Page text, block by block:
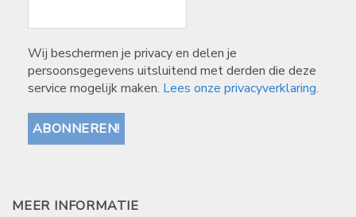
Wij beschermen je privacy en delen je
persoonsgegevens uitsluitend met derden die deze
service mogelijk maken. Lees onze privacyverklaring.
MEER INFORMATIE